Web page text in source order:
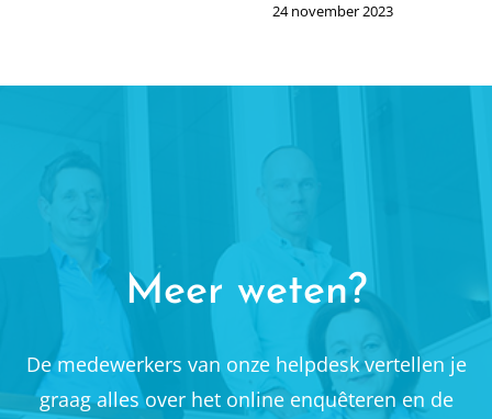
24 november 2023
Meer weten?
De medewerkers van onze helpdesk vertellen je
graag alles over het online enquêteren en de